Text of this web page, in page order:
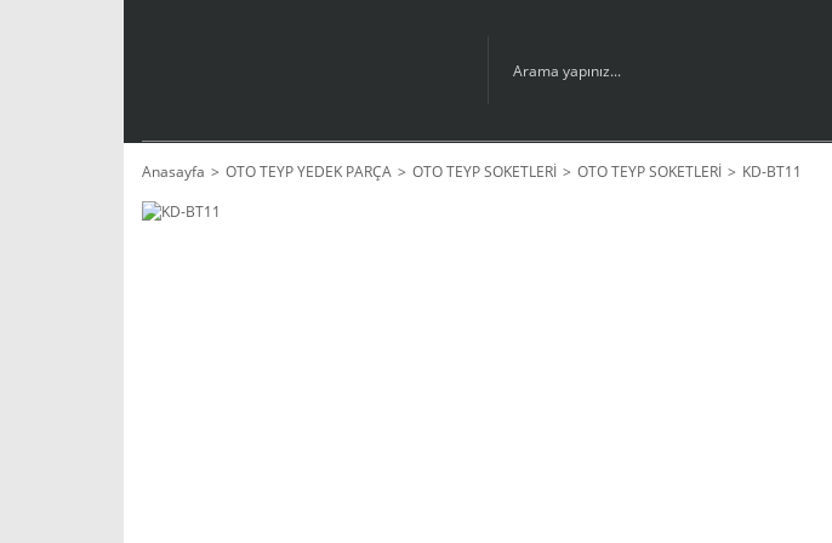
Anasayfa OTO TEYP YEDEK PARÇA OTO TEYP SOKETLERİ OTO TEYP SOKETLERİ
KD-BT11